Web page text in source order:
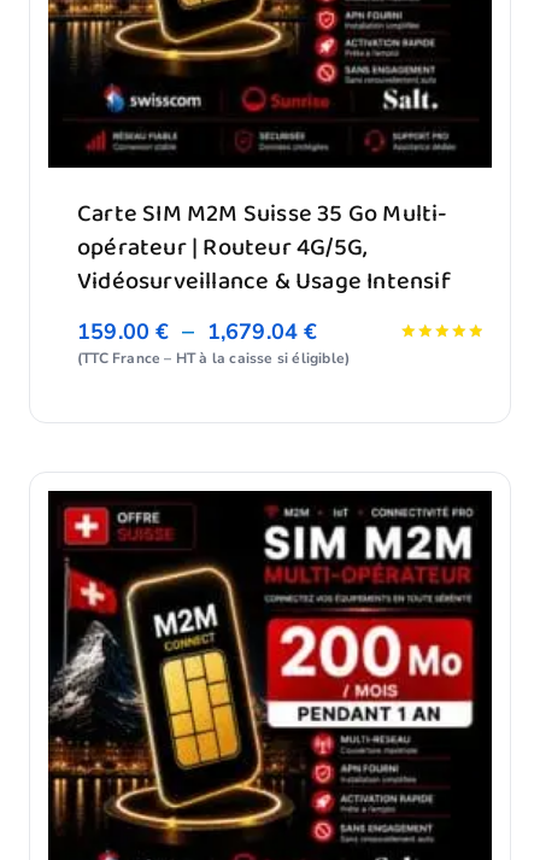
Carte SIM M2M Suisse 35 Go Multi-
opérateur | Routeur 4G/5G,
Vidéosurveillance & Usage Intensif
159.00€ – 1,679.04€
(TTC France – HT à la caisse si éligible)